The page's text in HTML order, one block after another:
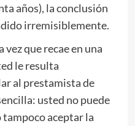
años), la conclusión
irremisiblemente.
que recae en una
le resulta
al prestamista de
usted no puede
aceptar la